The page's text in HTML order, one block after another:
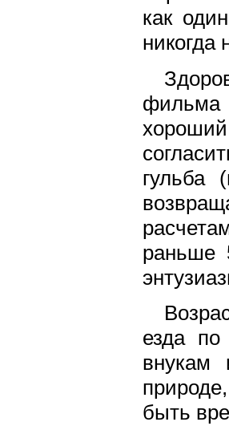
как
фильма
гульба
раньше
езда
внукам
быть